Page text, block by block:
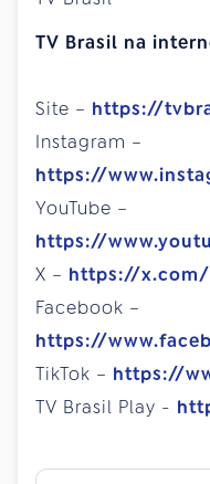
TV Brasil na
Site – https://
Instagram –
https://
YouTube –
https://
X – https://x.com/
Facebook –
https://
TikTok – https://
TV Brasil Play -